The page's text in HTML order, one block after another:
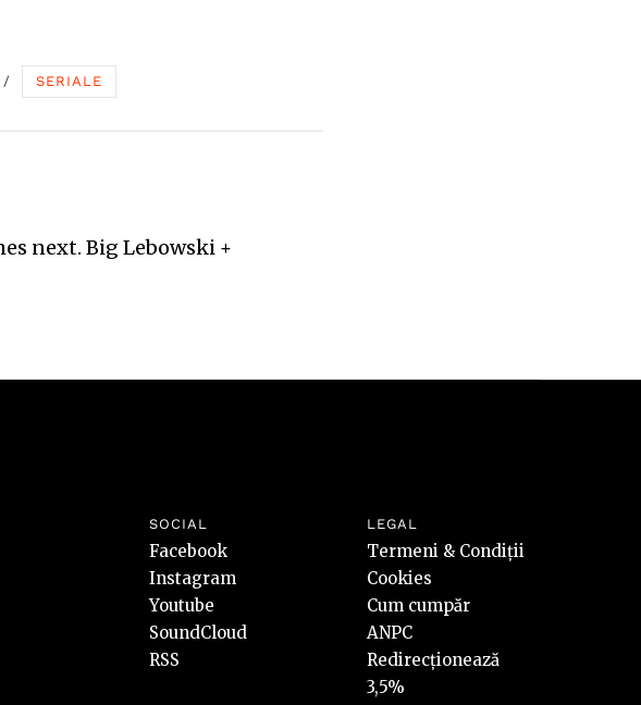
/ SERIALE
next. Big Lebowski +
SOCIAL
Facebook
Instagram
Youtube
SoundCloud
RSS
LEGAL
Termeni & Condiții
Cookies
Cum cumpăr
ANPC
Redirecționează
3,5%